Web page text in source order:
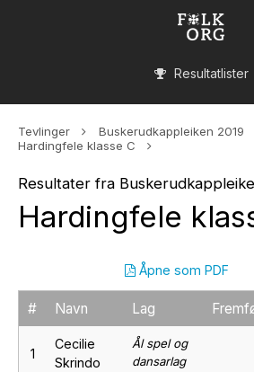
Resultatlister
Tevlinger
Buskerudkappleiken 2019
Hardingfele klasse C
Resultater fra
Hardingfele
Åpne som PDF
# Navn Lag
1
Cecilie
Skrindo
Ål spel og
dansarlag